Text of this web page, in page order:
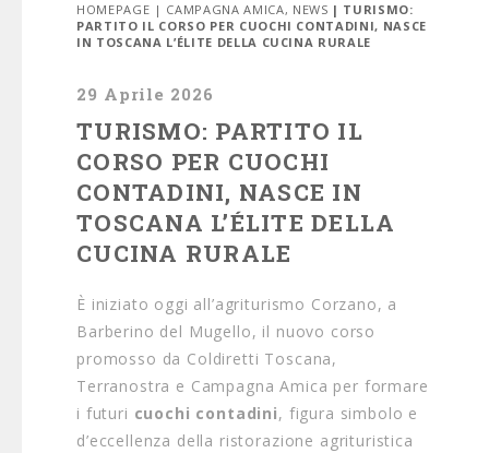
HOMEPAGE | CAMPAGNA AMICA, NEWS | TURISMO:
PARTITO IL CORSO PER CUOCHI CONTADINI, NASCE
IN TOSCANA L’ÉLITE DELLA CUCINA RURALE
29 Aprile 2026
TURISMO: PARTITO IL
CORSO PER CUOCHI
CONTADINI, NASCE IN
TOSCANA L’ÉLITE DELLA
CUCINA RURALE
È iniziato oggi all’agriturismo Corzano, a
Barberino del Mugello, il nuovo corso
promosso da Coldiretti Toscana,
Terranostra e Campagna Amica per formare
i futuri cuochi contadini, figura simbolo e
d’eccellenza della ristorazione agrituristica